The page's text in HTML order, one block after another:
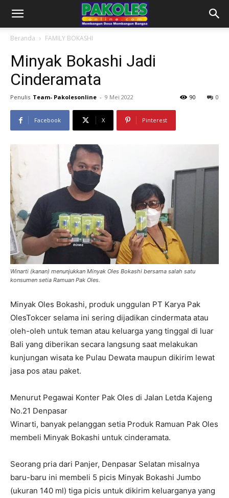
Beranda FAMILY BOKASHI
Minyak Bokashi Jadi
Cinderamata
Penulis Team- Pakolesonline - 9 Mei 2022 0
90
Facebook X Pinterest
Winarti (kanan) menunjukkan Minyak Oles Bokashi bersama salah satu
konsumen setia Ramuan Pak Oles.
Minyak Oles Bokashi, produk unggulan PT Karya Pak
OlesTokcer selama ini sering dijadikan cindermata atau
oleh-oleh untuk teman atau keluarga yang tinggal di luar
Bali yang diberikan secara langsung saat melakukan
kunjungan wisata ke Pulau Dewata maupun dikirim lewat
jasa pos atau paket.
Menurut Pegawai Konter Pak Oles di Jalan Letda Kajeng
No.21 Denpasar
Winarti, banyak pelanggan setia Produk Ramuan Pak Oles
membeli Minyak Bokashi untuk cinderamata.
Seorang pria dari Panjer, Denpasar Selatan misalnya
baru-baru ini membeli 5 picis Minyak Bokashi Jumbo
(ukuran 140 ml) tiga picis untuk dikirim keluarganya yang